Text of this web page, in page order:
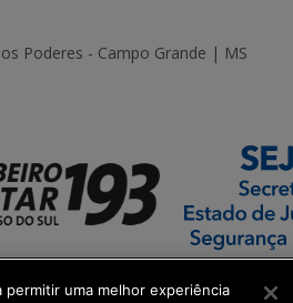
Poderes - Campo Grande | MS
permitir uma melhor experiência